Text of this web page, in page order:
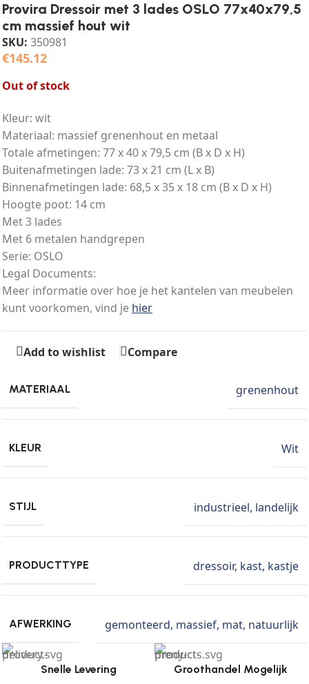
Provira Dressoir met 3 lades OSLO 77x40x79,5
cm massief hout wit
SKU: 350981
€145.12
Out of stock
Kleur: wit
Materiaal: massief grenenhout en metaal
Totale afmetingen: 77 x 40 x 79,5 cm (B x D x H)
Buitenafmetingen lade: 73 x 21 cm (L x B)
Binnenafmetingen lade: 68,5 x 35 x 18 cm (B x D x H)
Hoogte poot: 14 cm
Met 3 lades
Met 6 metalen handgrepen
Serie: OSLO
Legal Documents:
Meer informatie over hoe je het kantelen van meubelen
kunt voorkomen, vind je hier
Add to wishlist Compare
MATERIAAL grenenhout
KLEUR Wit
STIJL industrieel, landelijk
PRODUCTTYPE dressoir, kast, kastje
AFWERKING gemonteerd, massief, mat, natuurlijk
Snelle Levering Groothandel Mogelijk